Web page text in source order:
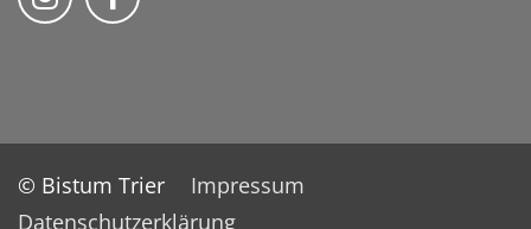
© Bistum Trier
Impressum
Datenschutzerklärung